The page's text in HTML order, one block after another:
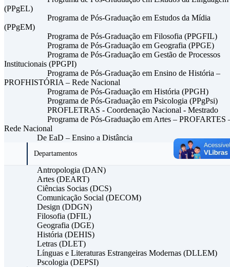
(PPgEL)
Programa de Pós-Graduação em Estudos da Mídia
(PPgEM)
Programa de Pós-Graduação em Filosofia (PPGFIL)
Programa de Pós-Graduação em Geografia (PPGE)
Programa de Pós-Graduação em Gestão de Processos
Institucionais (PPGPI)
Programa de Pós-Graduação em Ensino de História –
PROFHISTÓRIA – Rede Nacional
Programa de Pós-Graduação em História (PPGH)
Programa de Pós-Graduação em Psicologia (PPgPsi)
PROFLETRAS - Coordenação Nacional - Mestrado
Programa de Pós-Graduação em Artes – PROFARTES
Rede Nacional
De EaD – Ensino a Distância
Departamentos
Antropologia (DAN)
Artes (DEART)
Ciências Socias (DCS)
Comunicação Social (DECOM)
Design (DDGN)
Filosofia (DFIL)
Geografia (DGE)
História (DEHIS)
Letras (DLET)
Línguas e Literaturas Estrangeiras Modernas (DLLEM)
Pscologia (DEPSI)